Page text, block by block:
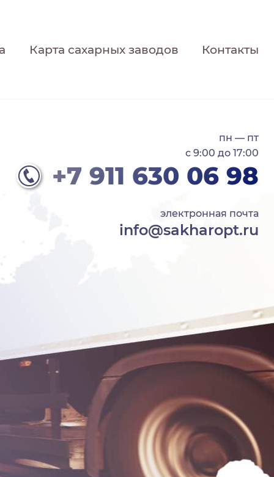
Карта сахарных заводов Контакты
пн — пт
с 9:00 до 17:00
+7 911 630 06 98
электронная почта
info@sakharopt.ru